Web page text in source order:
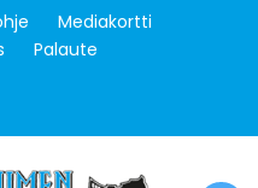
Mediakortti
Palaute